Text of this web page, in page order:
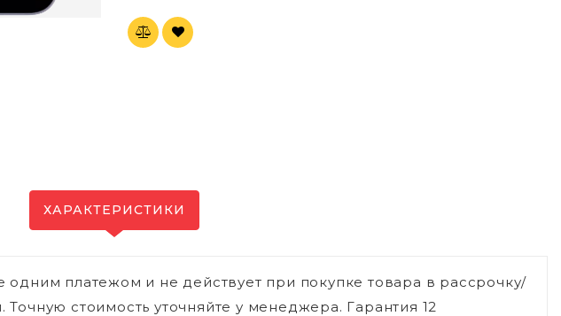
ХАРАКТЕРИСТИКИ
одним платежом и не действует при покупке товара в рассрочку/
стоимость уточняйте у менеджера. Гарантия 12